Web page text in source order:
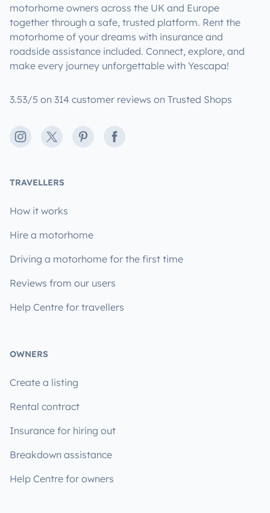
motorhome owners across the UK and Europe
together through a safe, trusted platform. Rent the
motorhome of your dreams with insurance and
roadside assistance included. Connect, explore, and
make every journey unforgettable with Yescapa!
3.53/5 on 314 customer reviews on Trusted Shops
Instagram
X PinterestFacebook
TRAVELLERS
How it works
Hire a motorhome
Driving a motorhome for the first time
Reviews from our users
Help Centre for travellers
OWNERS
Create a listing
Rental contract
Insurance for hiring out
Breakdown assistance
Help Centre for owners